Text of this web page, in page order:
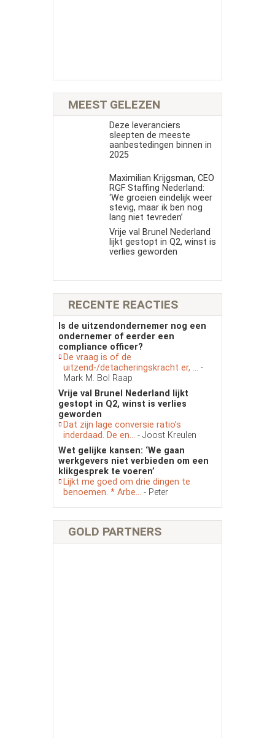
MEEST GELEZEN
Deze leveranciers
sleepten de meeste
aanbestedingen binnen in
2025
Maximilian Krijgsman, CEO
RGF Staffing Nederland:
‘We groeien eindelijk weer
stevig, maar ik ben nog
lang niet tevreden’
Vrije val Brunel Nederland
lijkt gestopt in Q2, winst is
verlies geworden
RECENTE REACTIES
Is de uitzendondernemer nog een
ondernemer of eerder een
compliance officer?
De vraag is of de
uitzend-/detacheringskracht er, ... -
Mark M. Bol Raap
Vrije val Brunel Nederland lijkt
gestopt in Q2, winst is verlies
geworden
Dat zijn lage conversie ratio’s
inderdaad. De en... - Joost Kreulen
Wet gelijke kansen: ‘We gaan
werkgevers niet verbieden om een
klikgesprek te voeren’
Lijkt me goed om drie dingen te
benoemen. * Arbe... - Peter
GOLD PARTNERS